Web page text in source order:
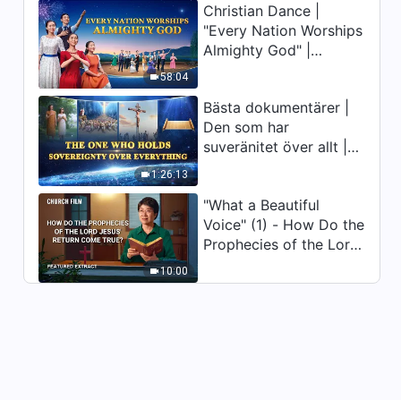
5:13
Dagliga ord från Gud: Att
avslöja mänsklighetens
fördärv | Utdrag 340
8:05
Dagliga ord från Gud: Att
avslöja mänsklighetens
fördärv | Utdrag 341
10:19
Dagliga ord från Gud: Att
avslöja mänsklighetens
fördärv | Utdrag 342
Dagliga ord från Gud: Att
58:04
Christian Dance |
"Every Nation Worships
Almighty God" |
1:26:13
Bästa dokumentärer |
Den som har
suveränitet över allt |
10:00
"What a Beautiful
Voice" (1) - How Do the
Prophecies of the Lord
True